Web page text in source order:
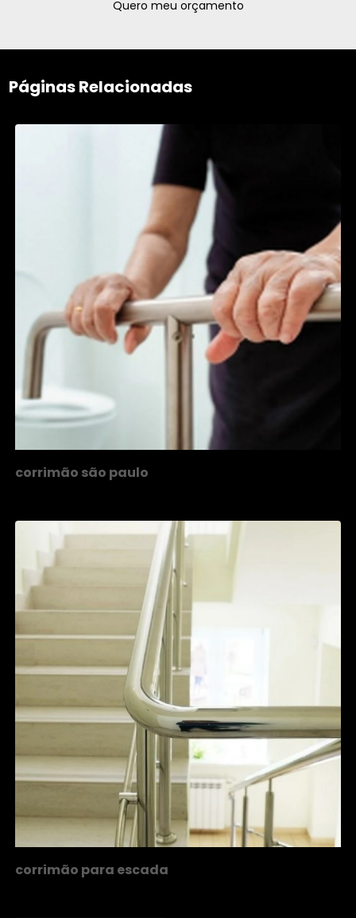
Quero meu orçamento
Páginas Relacionadas
corrimão são paulo
corrimão para escada